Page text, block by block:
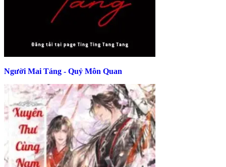
Người Mai Táng - Quỷ Môn Quan